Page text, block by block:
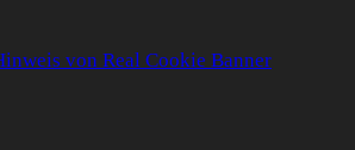
von Real Cookie Banner